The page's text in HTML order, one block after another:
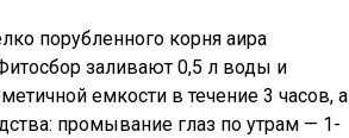
порубленного корня аира
заливают 0,5 л воды и
емкости в течение 3 часов, а
промывание глаз по утрам — 1-